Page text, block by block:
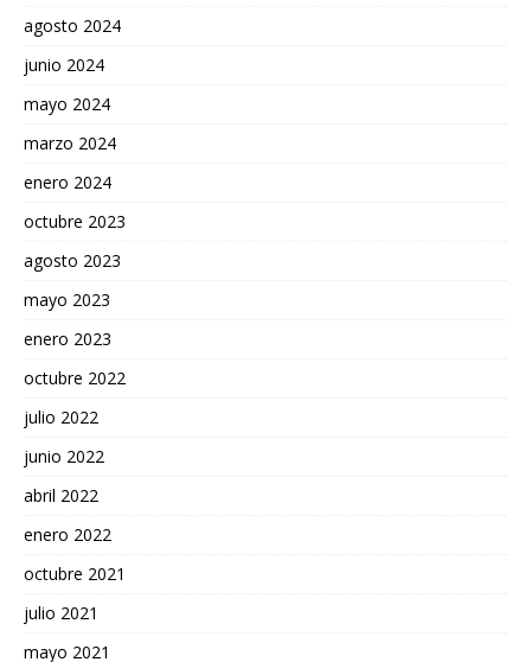
agosto 2024
junio 2024
mayo 2024
marzo 2024
enero 2024
octubre 2023
agosto 2023
mayo 2023
enero 2023
octubre 2022
julio 2022
junio 2022
abril 2022
enero 2022
octubre 2021
julio 2021
mayo 2021